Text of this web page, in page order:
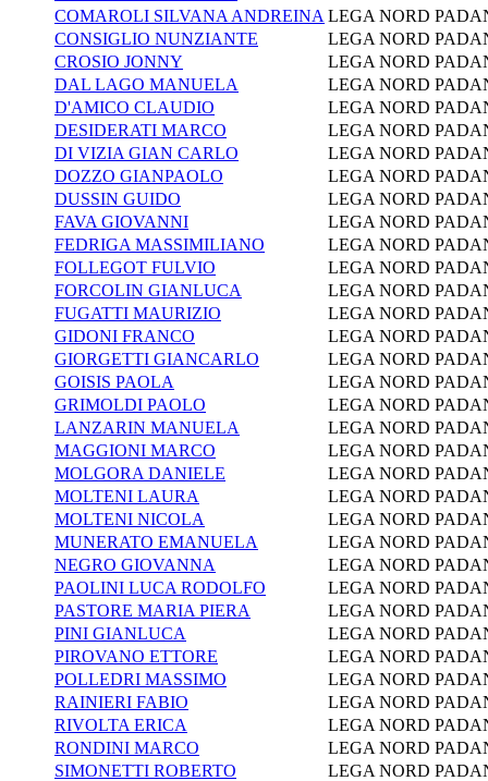
COMAROLI SILVANA ANDREINA LEGA NORD
CONSIGLIO NUNZIANTE
LEGA NORD
CROSIO JONNY
LEGA NORD
DAL LAGO MANUELA
LEGA NORD
D'AMICO CLAUDIO
LEGA NORD
DESIDERATI MARCO
LEGA NORD
DI VIZIA GIAN CARLO
LEGA NORD
DOZZO GIANPAOLO
LEGA NORD
DUSSIN GUIDO
LEGA NORD
FAVA GIOVANNI
LEGA NORD
FEDRIGA MASSIMILIANO
LEGA NORD
FOLLEGOT FULVIO
LEGA NORD
FORCOLIN GIANLUCA
LEGA NORD
FUGATTI MAURIZIO
LEGA NORD
GIDONI FRANCO
LEGA NORD
GIORGETTI GIANCARLO
LEGA NORD
GOISIS PAOLA
LEGA NORD
GRIMOLDI PAOLO
LEGA NORD
LANZARIN MANUELA
LEGA NORD
MAGGIONI MARCO
LEGA NORD
MOLGORA DANIELE
LEGA NORD
MOLTENI LAURA
LEGA NORD
MOLTENI NICOLA
LEGA NORD
MUNERATO EMANUELA
LEGA NORD
NEGRO GIOVANNA
LEGA NORD
PAOLINI LUCA RODOLFO
LEGA NORD
PASTORE MARIA PIERA
LEGA NORD
PINI GIANLUCA
LEGA NORD
PIROVANO ETTORE
LEGA NORD
POLLEDRI MASSIMO
LEGA NORD
RAINIERI FABIO
LEGA NORD
RIVOLTA ERICA
LEGA NORD
RONDINI MARCO
LEGA NORD
SIMONETTI ROBERTO
LEGA NORD